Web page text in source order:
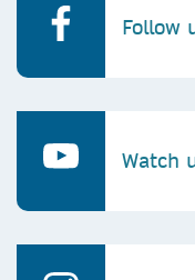
Follow
Watch